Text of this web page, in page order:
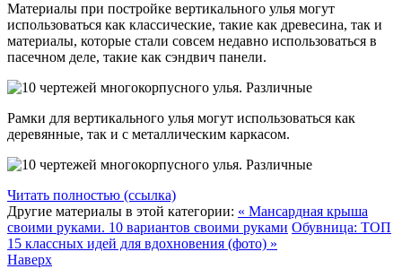
Материалы при постройке вертикального улья могут
использоваться как классические, такие как древесина, так и
материалы, которые стали совсем недавно использоваться в
пасечном деле, такие как сэндвич панели.
Рамки для вертикального улья могут использоваться как
деревянные, так и с металлическим каркасом.
Читать полностью (ссылка)
Другие материалы в этой категории: « Мансардная крыша
своими руками. 10 вариантов своими руками Обувница: ТОП
15 классных идей для вдохновения (фото) »
Наверх